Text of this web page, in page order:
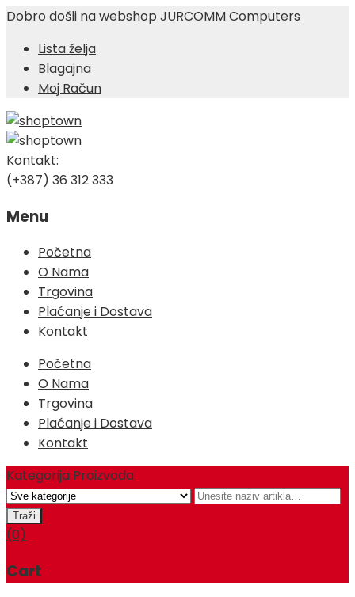
Dobro došli na webshop JURCOMM Computers
Lista želja
Blagajna
Moj Račun
Kontakt:
(+387) 36 312 333
Menu
Skip
content
Početna
O Nama
Trgovina
Plaćanje i Dostava
Kontakt
Početna
O Nama
Trgovina
Plaćanje i Dostava
Kontakt
Kategorija Proizvoda
(0)
Cart